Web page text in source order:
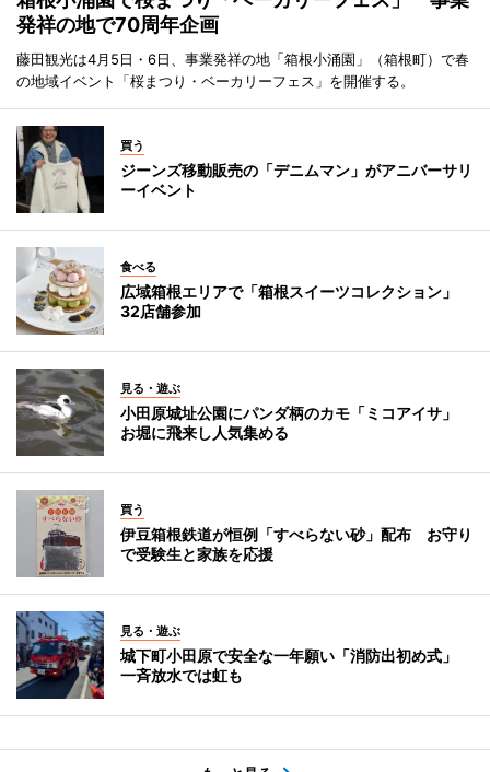
発祥の地で70周年企画
藤田観光は4月5日・6日、事業発祥の地「箱根小涌園」（箱根町）で春
の地域イベント「桜まつり・ベーカリーフェス」を開催する。
買う
ジーンズ移動販売の「デニムマン」がアニバーサリ
ーイベント
食べる
広域箱根エリアで「箱根スイーツコレクション」
32店舗参加
見る・遊ぶ
小田原城址公園にパンダ柄のカモ「ミコアイサ」
お堀に飛来し人気集める
買う
伊豆箱根鉄道が恒例「すべらない砂」配布 お守り
で受験生と家族を応援
見る・遊ぶ
城下町小田原で安全な一年願い「消防出初め式」
一斉放水では虹も